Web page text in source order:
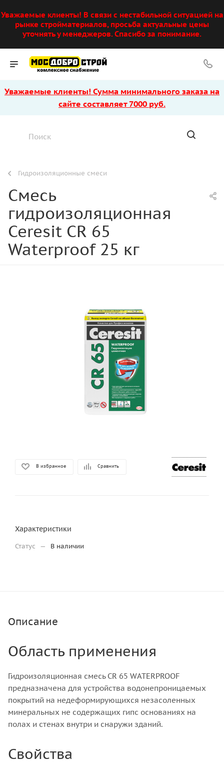
Уважаемые клиенты! В связи с нестабильной ситуацией на
рынке стройматериалов, просьба актуальные цены
уточнять у менеджеров. Спасибо за понимание.
Уважаемые клиенты! Сумма минимального заказа на
сайте составляет 7000 руб.
Гидроизоляционные смеси
Смесь
гидроизоляционная
Ceresit CR 65
Waterproof 25 кг
В избранное Сравнить
Характеристики
Статус — В наличии
Описание
Область применения
Гидроизоляционная смесь CR 65 WATERPROOF
предназначена для устройства водонепроницаемых
покрытий на недеформирующихся незасоленных
минеральных не содержащих гипс основаниях на
полах и стенах внутри и снаружи зданий.
Свойства